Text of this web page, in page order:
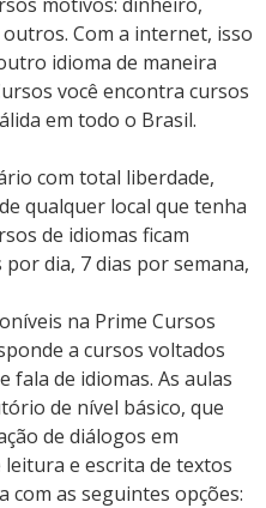
Com a internet, isso
idioma de maneira
você encontra cursos
em todo o Brasil.
com total liberdade,
qualquer local que tenha
de idiomas ficam
dia, 7 dias por semana,
na Prime Cursos
a cursos voltados
fala de idiomas. As aulas
de nível básico, que
de diálogos em
e escrita de textos
com as seguintes opções: